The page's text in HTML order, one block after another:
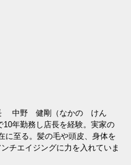
長 中野 健剛（なかの けん
10年勤務し店長を経験。実家の
に至る。髪の毛や頭皮、身体を
チエイジングに力を入れていま